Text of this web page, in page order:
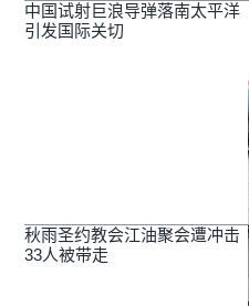
中国试射巨浪导弹落南太平洋
引发国际关切
秋雨圣约教会江油聚会遭冲击
33人被带走